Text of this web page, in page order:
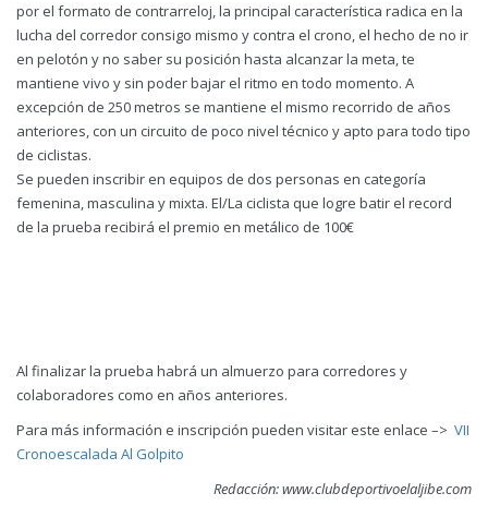
por el formato de contrarreloj, la principal característica radica en la
lucha del corredor consigo mismo y contra el crono, el hecho de no ir
en pelotón y no saber su posición hasta alcanzar la meta, te
mantiene vivo y sin poder bajar el ritmo en todo momento. A
excepción de 250 metros se mantiene el mismo recorrido de años
anteriores, con un circuito de poco nivel técnico y apto para todo tipo
de ciclistas.
Se pueden inscribir en equipos de dos personas en categoría
femenina, masculina y mixta. El/La ciclista que logre batir el record
de la prueba recibirá el premio en metálico de 100€
Al finalizar la prueba habrá un almuerzo para corredores y
colaboradores como en años anteriores.
Para más información e inscripción pueden visitar este enlace –> VII
Cronoescalada Al Golpito
Redacción: www.clubdeportivoelaljibe.com